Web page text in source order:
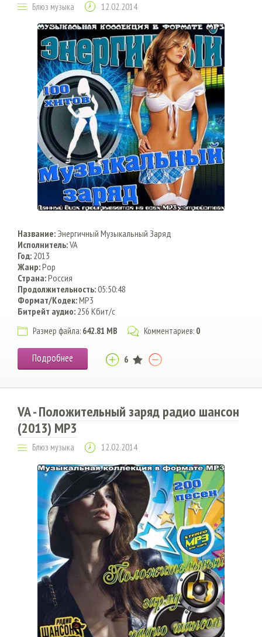
Блюз музыка 12.02.2014
Название: Энергичный Музыкальный Заряд
Исполнитель:VA
Год: 2013
Жанр:Pop
Страна:Россия
Продолжительность:05:50:48
Формат/Кодек:MP3
Битрейт аудио: 256 Кбит/с
Размер файла: 642.81 MB Комментариев: 0
Подробнее 6
VA - Положительный заряд радио шансон
(2013) MP3
Блюз музыка 12.02.2014